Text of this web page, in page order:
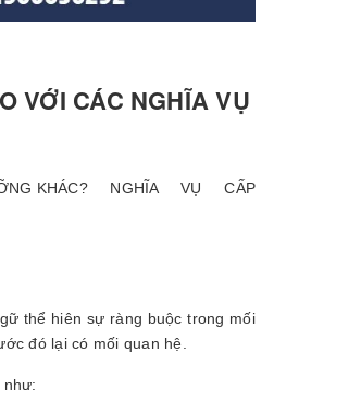
VỚI CÁC NGHĨA VỤ
NGHĨA VỤ CẤP
thể hiên sự ràng buộc trong mối
đó lại có mối quan hệ.